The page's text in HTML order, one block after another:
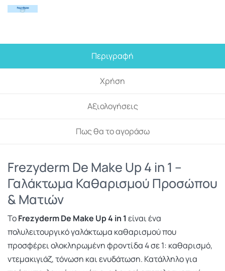
Περιγραφή
Χρήση
Αξιολογήσεις
Πως θα το αγοράσω
Frezyderm De Make Up 4 in 1 –
Γαλάκτωμα Καθαρισμού Προσώπου
& Ματιών
ΤοFrezyderm De Make Up 4 in 1 είναι ένα
πολυλειτουργικό γαλάκτωμα καθαρισμού που
προσφέρει ολοκληρωμένη φροντίδα 4 σε 1: καθαρισμό,
ντεμακιγιάζ, τόνωση και ενυδάτωση. Κατάλληλο για